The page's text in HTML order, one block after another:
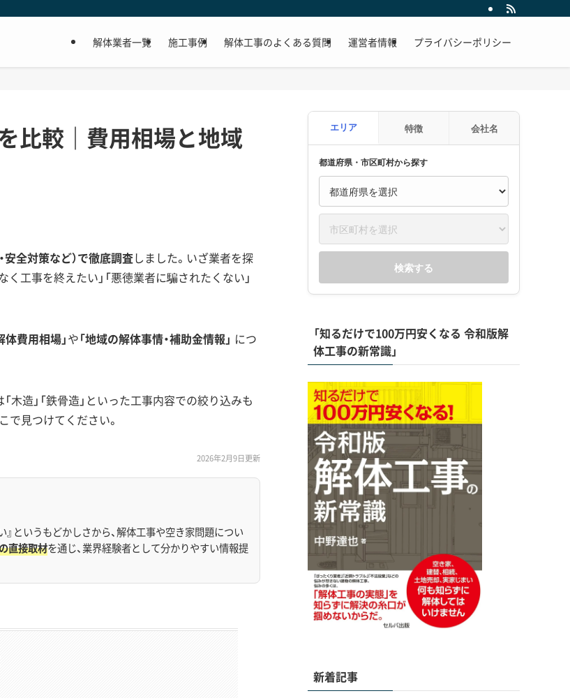
解体業者一覧 施工事例 解体工事のよくある質問 運営者情報 プライバシーポリシー
比較｜費用相場と地域
安全対策など）で徹底調査しました。いざ業者を探
工事を終えたい」「悪徳業者に騙されたくない」
体費用相場」や「地域の解体事情・補助金情報」 につ
木造」「鉄骨造」といった工事内容での絞り込みも
で見つけてください。
2026年2月9日更新
というもどかしさから、解体工事や空き家問題につい
直接取材を通じ、業界経験者として分かりやすい情報提
エリア 特徴 会社名
都道府県・市区町村から探す
検索する
「知るだけで100万円安くなる 令和版解
体工事の新常識」
新着記事